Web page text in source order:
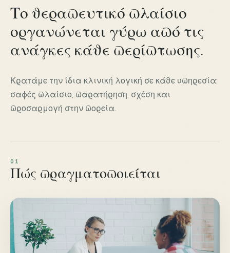
Το θεραπευτικό πλαίσιο
οργανώνεται γύρω από τις
ανάγκες κάθε περίπτωσης.
Κρατάμε την ίδια κλινική λογική σε κάθε υπηρεσία:
σαφές πλαίσιο, παρατήρηση, σχέση και
προσαρμογή στην πορεία.
Πώς πραγματοποιείται